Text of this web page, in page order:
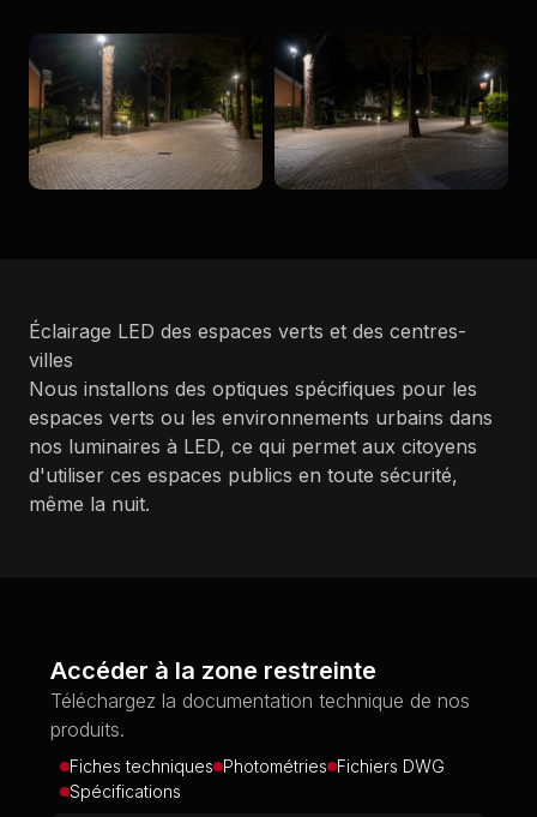
Éclairage LED des espaces verts et des centres-
villes
Nous installons des optiques spécifiques pour les
espaces verts ou les environnements urbains dans
nos luminaires à LED, ce qui permet aux citoyens
d'utiliser ces espaces publics en toute sécurité,
même la nuit.
Accéder à la zone restreinte
Téléchargez la documentation technique de nos
produits.
Fiches techniques Photométries Fichiers DWG
Spécifications